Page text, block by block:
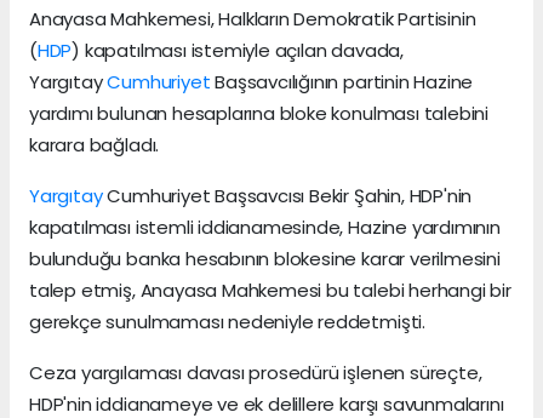
Anayasa Mahkemesi, Halkların Demokratik Partisinin
(HDP) kapatılması istemiyle açılan davada,
YargıtayCumhuriyetBaşsavcılığının partinin Hazine
yardımı bulunan hesaplarına bloke konulması talebini
karara bağladı.
YargıtayCumhuriyet Başsavcısı Bekir Şahin, HDP'nin
kapatılması istemli iddianamesinde, Hazine yardımının
bulunduğu banka hesabının blokesine karar verilmesini
talep etmiş, Anayasa Mahkemesi bu talebi herhangi bir
gerekçe sunulmaması nedeniyle reddetmişti.
Ceza yargılaması davası prosedürü işlenen süreçte,
HDP'nin iddianameye ve ek delillere karşı savunmalarını